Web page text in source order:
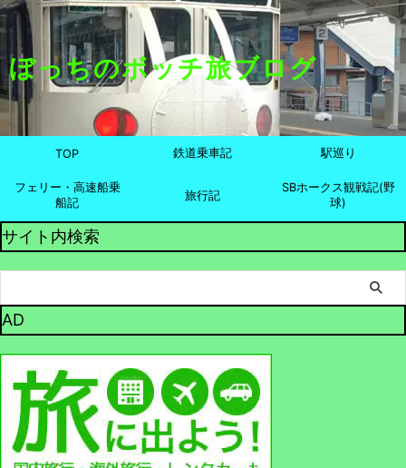
ぼっちのボッチ旅ブログ
TOP 鉄道乗車記 駅巡り
フェリー・高速船乗
船記
旅行記
SBホークス観戦記(野
球)
サイト内検索
AD